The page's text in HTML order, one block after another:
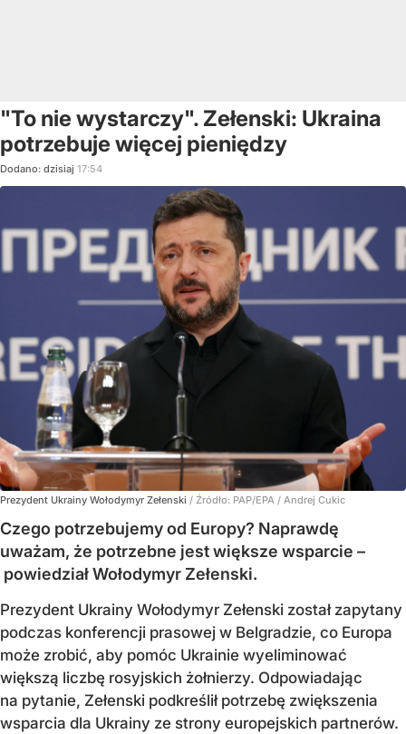
"To nie wystarczy". Zełenski: Ukraina
potrzebuje więcej pieniędzy
Dodano: dzisiaj 17:54
Prezydent Ukrainy Wołodymyr Zełenski / Źródło: PAP/EPA / Andrej Cukic
Czego potrzebujemy od Europy? Naprawdę
uważam, że potrzebne jest większe wsparcie –
powiedział Wołodymyr Zełenski.
Prezydent Ukrainy Wołodymyr Zełenski został zapytany
podczas konferencji prasowej w Belgradzie, co Europa
może zrobić, aby pomóc Ukrainie wyeliminować
większą liczbę rosyjskich żołnierzy. Odpowiadając
na pytanie, Zełenski podkreślił potrzebę zwiększenia
wsparcia dla Ukrainy ze strony europejskich partnerów.